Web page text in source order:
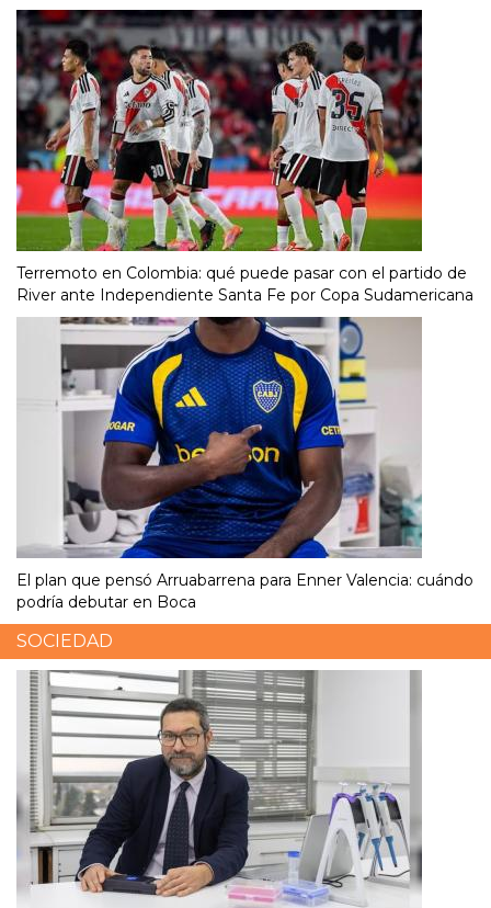
Terremoto en Colombia: qué puede pasar con el partido de
River ante Independiente Santa Fe por Copa Sudamericana
El plan que pensó Arruabarrena para Enner Valencia: cuándo
podría debutar en Boca
SOCIEDAD